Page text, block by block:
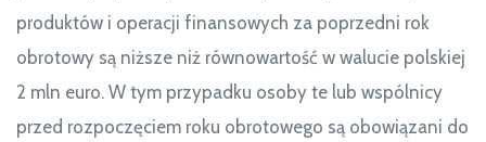
produktów i operacji finansowych za poprzedni rok
obrotowy są niższe niż równowartość w walucie polskiej
2 mln euro. W tym przypadku osoby te lub wspólnicy
przed rozpoczęciem roku obrotowego są obowiązani do